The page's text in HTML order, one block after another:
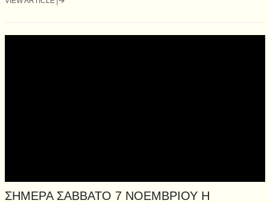
ΣΗΜΕΡΑ ΣΑΒΒΑΤΟ 7 ΝΟΕΜΒΡΙΟΥ Η